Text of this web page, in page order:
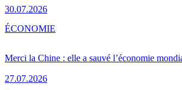
30.07.2026
Merci la Chine : elle a sauvé l’économie
27.07.2026
ÉCONOMIE